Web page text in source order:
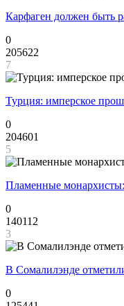
Карфаген должен быть
0
205622
7
Турция: имперское
0
204601
5
Пламенные монархисты:
0
140112
3
В Сомалилэнде
0